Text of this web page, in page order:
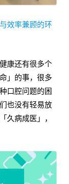
效率兼顾的环
康还有很多个
」的事，很多
口腔问题的困
也没有轻易放
久病成医」，